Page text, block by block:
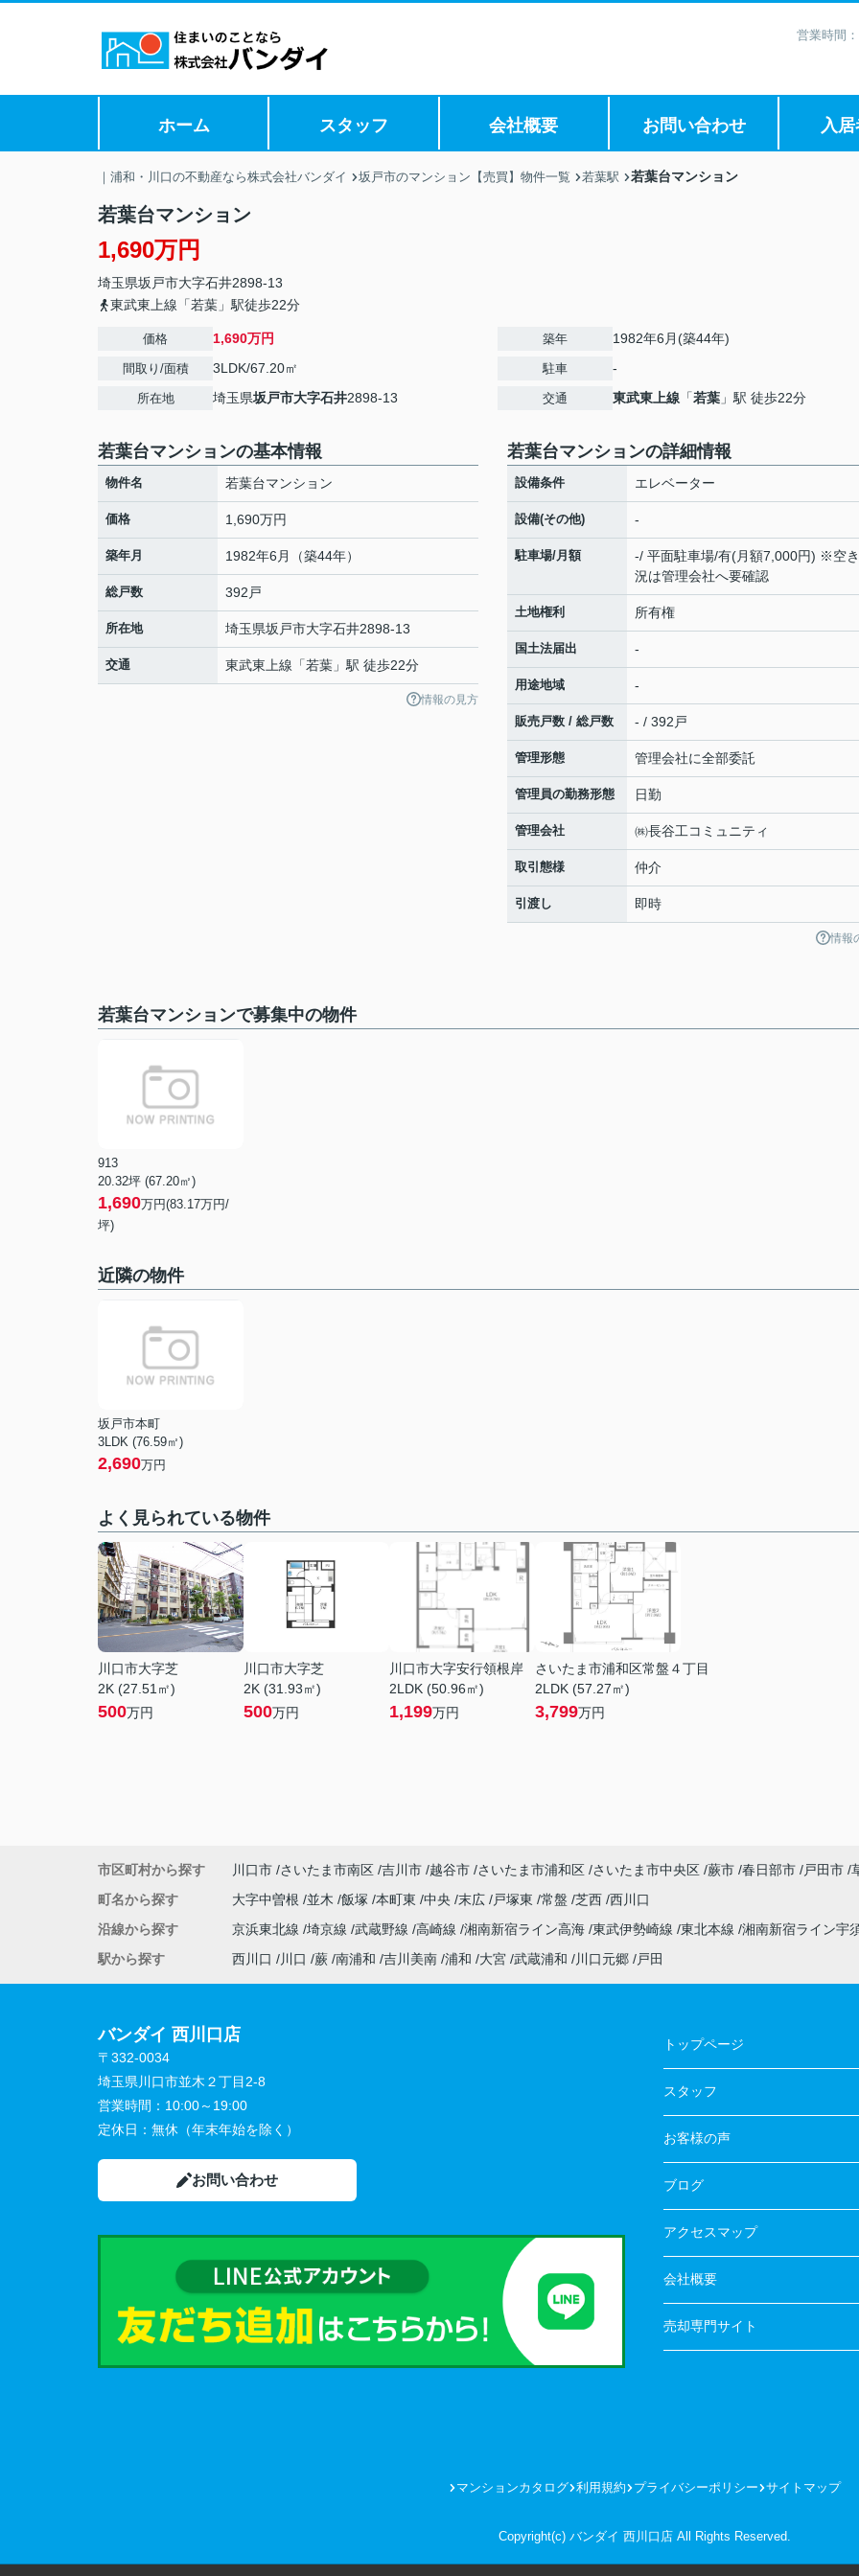
営業時間
ホーム スタッフ 会社概要 お問い合わせ 入
｜浦和・川口の不動産なら株式会社バンダイ 坂戸市のマンション【売買】物件一覧 若葉駅 若葉台マンション
若葉台マンション
1,690万円
埼玉県坂戸市大字石井2898-13
東武東上線「若葉」駅徒歩22分
価格 1,690万円
間取り/面積 3LDK/67.20㎡
所在地 埼玉県坂戸市大字石井2898-13
築年 1982年6月(築44年)
駐車 -
交通 東武東上線 「若葉 」駅 徒歩22分
若葉台マンションの基本情報
物件名 若葉台マンション
価格 1,690万円
築年月 1982年6月（築44年）
総戸数 392戸
所在地 埼玉県坂戸市大字石井2898-13
交通 東武東上線 「若葉 」駅 徒歩22分
情報の見方
若葉台マンションの詳細情報
設備条件 エレベーター
設備(その他) -
駐車場/月額
-/ 平面駐車場/有(月額7,000円) ※空
況は管理会社へ要確認
土地権利 所有権
国土法届出 -
用途地域 -
販売戸数 / 総戸数 - / 392戸
管理形態 管理会社に全部委託
管理員の勤務形態 日勤
管理会社 ㈱長谷工コミュニティ
取引態様 仲介
引渡し 即時
情報
若葉台マンションで募集中の物件
913
20.32坪 (67.20㎡)
1,690万円(83.17万円/
坪)
近隣の物件
坂戸市本町
3LDK (76.59㎡)
2,690万円
よく見られている物件
川口市大字芝
2K (27.51㎡)
500万円
川口市大字芝
2K (31.93㎡)
500万円
川口市大字安行領根岸
2LDK (50.96㎡)
1,199万円
さいたま市浦和区常盤４丁目
2LDK (57.27㎡)
3,799万円
市区町村から探す 川口市 さいたま市南区 吉川市 越谷市 さいたま市浦和区 さいたま市中央区 蕨市 春日部市 戸田市
町名から探す
大字中曽根 並木 飯塚 本町東 中央 末広 戸塚東 常盤 芝西 西川口
沿線から探す
京浜東北線 埼京線 武蔵野線 高崎線 湘南新宿ライン高海 東武伊勢崎線 東北本線 湘南新宿ライン宇
駅から探す
西川口 川口 蕨 南浦和 吉川美南 浦和 大宮 武蔵浦和 川口元郷 戸田
バンダイ 西川口店
〒332-0034
埼玉県川口市並木２丁目2-8
営業時間： 10:00～19:00
定休日： 無休（年末年始を除く）
お問い合わせ
トップページ
スタッフ
お客様の声
ブログ
アクセスマップ
会社概要
売却専門サイト
マンションカタログ 利用規約 プライバシーポリシー サイトマップ
Copyright(c) バンダイ 西川口店 All Rights Reserved.